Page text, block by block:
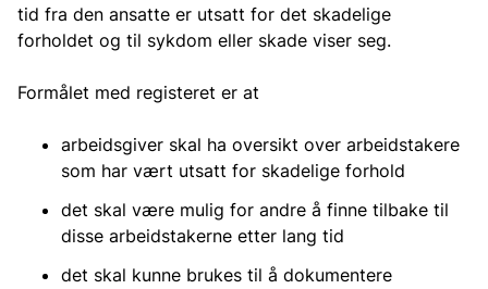
tid fra den ansatte er utsatt for det skadelige
forholdet og til sykdom eller skade viser seg.
Formålet med registeret er at
arbeidsgiver skal ha oversikt over arbeidstakere
som har vært utsatt for skadelige forhold
det skal være mulig for andre å finne tilbake til
disse arbeidstakerne etter lang tid
det skal kunne brukes til å dokumentere